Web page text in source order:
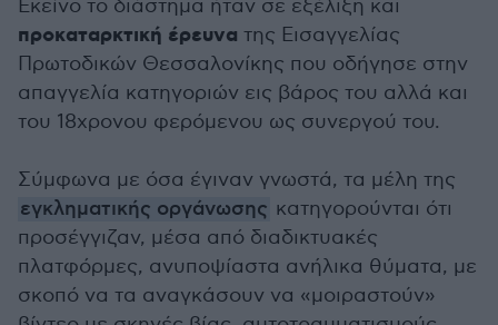
Εκείνο το διάστημα ήταν σε εξέλιξη και
προκαταρκτική έρευνα της Εισαγγελίας
Πρωτοδικών Θεσσαλονίκης που οδήγησε στην
απαγγελία κατηγοριών εις βάρος του αλλά και
του 18χρονου φερόμενου ως συνεργού του.
Σύμφωνα με όσα έγιναν γνωστά, τα μέλη της
εγκληματικής οργάνωσης κατηγορούνται ότι
προσέγγιζαν, μέσα από διαδικτυακές
πλατφόρμες, ανυποψίαστα ανήλικα θύματα, με
σκοπό να τα αναγκάσουν να «μοιραστούν»